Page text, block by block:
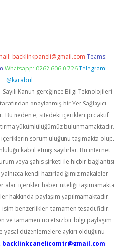
backlinkpaneli@gmail.com Teams:
Whatsapp: 0262 606 0 726 Telegram:
@karabul
Sayılı Kanun gereğince Bilgi Teknolojileri
onaylanmış bir Yer Sağlayıcı
Bu nedenle, sitedeki içerikleri proaktif
yükümlülüğümüz bulunmamaktadır.
içeriklerin sorumluluğunu taşımakta olup,
kabul etmiş sayılırlar. Bu internet
veya şahıs şirketi ile hiçbir bağlantısı
kendi hazırladığımız makaleler
alan içerikler haber niteliği taşımamakta
hakkında paylaşım yapılmamaktadır.
isim benzerlikleri tamamen tesadüfidir.
ve tamamen ücretsiz bir bilgi paylaşım
düzenlemelere aykırı olduğunu
backlinkpanelicomtr@gmail.com